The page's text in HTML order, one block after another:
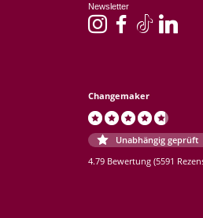
Newsletter
Changemaker
Unabhängig geprüft
4.79 Bewertung (5591